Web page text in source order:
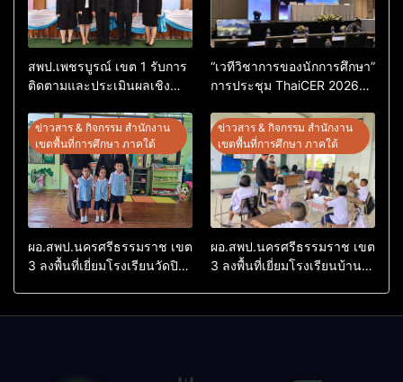
สพป.เพชรบูรณ์ เขต 1 รับการ
ติดตามและประเมินผลเชิง
ต้นแบบ” ระดับประเทศ รุ่นที่ 3
ประจำปีงบประมาณ พ.ศ.
2569
“เวทีวิชาการของนักการศึกษา”
การประชุม ThaiCER 2026
Conference on Education
Research (ThaiCER) 2026
ข่าวสาร & กิจกรรม สำนักงาน
เขตพื้นที่การศึกษา ภาคใต้
ผอ.สพป.นครศรีธรรมราช เขต
3 ลงพื้นที่เยี่ยมโรงเรียนวัดปิยา
ข่าวสาร & กิจกรรม สำนักงาน
เขตพื้นที่การศึกษา ภาคใต้
ผอ.สพป.นครศรีธรรมราช เขต
3 ลงพื้นที่เยี่ยมโรงเรียนบ้าน